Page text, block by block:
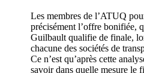
Les membres de l’ATUQ
précisément l’offre bonifiée,
Guilbault qualifie de finale,
chacune des sociétés de
Ce n’est qu’après cette
savoir dans quelle mesure le